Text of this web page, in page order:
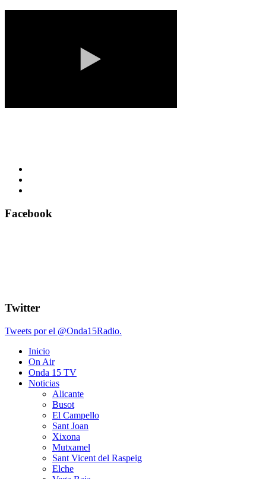
Facebook
Twitter
Tweets por el @Onda15Radio.
Inicio
On Air
Onda 15 TV
Noticias
Alicante
Busot
El Campello
Sant Joan
Xixona
Mutxamel
Sant Vicent del Raspeig
Elche